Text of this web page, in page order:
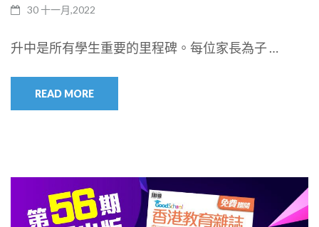
30 十一月,2022
升中是所有學生重要的里程碑。每位家長為子 …
READ MORE